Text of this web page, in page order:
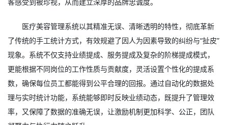
医疗美容管理系统以其精准无误、清晰透明的特性，彻底革新
了传统的手工统计方式，有效规避了因人为因素导致的纠纷与“扯皮”
现象。系统不仅支持业绩提成、服务提成及复杂的阶梯提成模式，
更能根据不同岗位的工作性质与贡献度，灵活设置个性化的提成系
数，确保每位员工都能得到公平合理的回报。通过自动化的数据处
理与实时统计功能，系统能够即时反映业绩动态，既提升了管理效
率，又保障了数据的准确无误，让激励机制更加科学、公正，团队